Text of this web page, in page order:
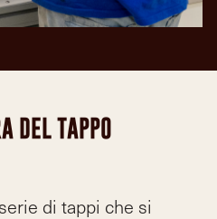
DEL TAPPO
di tappi che si